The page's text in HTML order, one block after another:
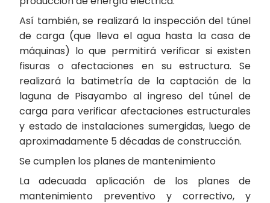
Así también, se realizará la inspección del túnel
de carga (que lleva el agua hasta la casa de
máquinas) lo que permitirá verificar si existen
fisuras o afectaciones en su estructura. Se
realizará la batimetría de la captación de la
laguna de Pisayambo al ingreso del túnel de
carga para verificar afectaciones estructurales
y estado de instalaciones sumergidas, luego de
aproximadamente 5 décadas de construcción.
Se cumplen los planes de mantenimiento
La adecuada aplicación de los planes de
mantenimiento preventivo y correctivo, y